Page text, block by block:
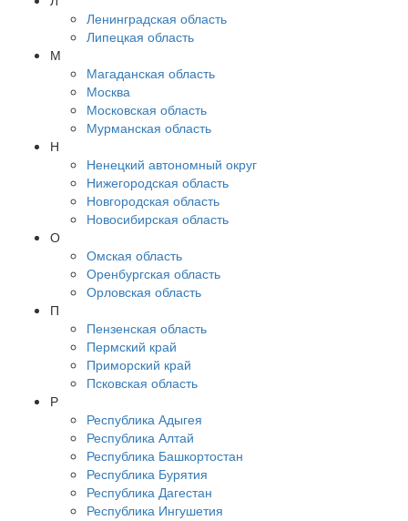
Ленинградская область
Липецкая область
М
Магаданская область
Москва
Московская область
Мурманская область
Н
Ненецкий автономный округ
Нижегородская область
Новгородская область
Новосибирская область
О
Омская область
Оренбургская область
Орловская область
П
Пензенская область
Пермский край
Приморский край
Псковская область
Р
Республика Адыгея
Республика Алтай
Республика Башкортостан
Республика Бурятия
Республика Дагестан
Республика Ингушетия